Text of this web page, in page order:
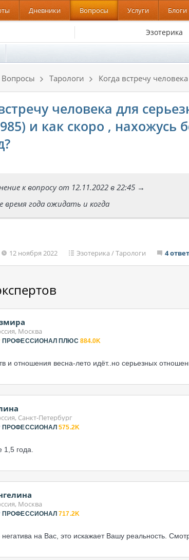
Дневники Вопросы Услуги Блоги
Эзотерика
Вопросы Тарологи Когда встречу
человека для
и как скоро ,
к вопросу от 12.11.2022 в 22:45 →
время года ожидать и когда
12 ноября 2022 Эзотерика /Тарологи 4
Москва
ПРОФЕССИОНАЛ ПЛЮС 884.0K
и отношения весна-лето идёт..но серьезных
Санкт-Петербург
ПРОФЕССИОНАЛ 575.2K
года.
Москва
ПРОФЕССИОНАЛ 717.2K
на Вас, это искажает Вашу реальность.